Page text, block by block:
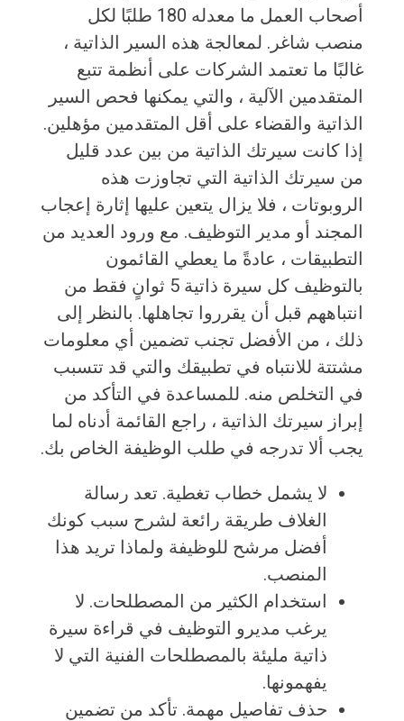
أصحاب العمل ما معدله 180 طلبًا لكل
منصب شاغر. لمعالجة هذه السير الذاتية ،
غالبًا ما تعتمد الشركات على أنظمة تتبع
المتقدمين الآلية ، والتي يمكنها فحص السير
الذاتية والقضاء على أقل المتقدمين مؤهلين.
إذا كانت سيرتك الذاتية من بين عدد قليل
من سيرتك الذاتية التي تجاوزت هذه
الروبوتات ، فلا يزال يتعين عليها إثارة إعجاب
المجند أو مدير التوظيف. مع ورود العديد من
التطبيقات ، عادةً ما يعطي القائمون
بالتوظيف كل سيرة ذاتية 5 ثوانٍ فقط من
انتباههم قبل أن يقرروا تجاهلها. بالنظر إلى
ذلك ، من الأفضل تجنب تضمين أي معلومات
مشتتة للانتباه في تطبيقك والتي قد تتسبب
في التخلص منه. للمساعدة في التأكد من
إبراز سيرتك الذاتية ، راجع القائمة أدناه لما
يجب ألا تدرجه في طلب الوظيفة الخاص بك.
لا يشمل خطاب تغطية. تعد رسالة
الغلاف طريقة رائعة لشرح سبب كونك
أفضل مرشح للوظيفة ولماذا تريد هذا
المنصب.
استخدام الكثير من المصطلحات. لا
يرغب مديرو التوظيف في قراءة سيرة
ذاتية مليئة بالمصطلحات الفنية التي لا
يفهمونها.
حذف تفاصيل مهمة. تأكد من تضمين